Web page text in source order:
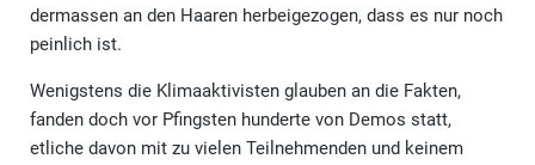
dermassen an den Haaren herbeigezogen, dass es nur noch
peinlich ist.
Wenigstens die Klimaaktivisten glauben an die Fakten,
fanden doch vor Pfingsten hunderte von Demos statt,
etliche davon mit zu vielen Teilnehmenden und keinem